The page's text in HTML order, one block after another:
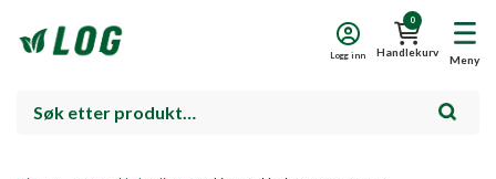
Meny
0
Handlekurv
Logg inn